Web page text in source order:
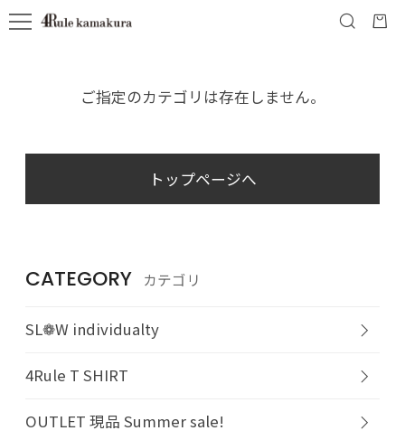
CATEGORY カテゴリ
SL❁W individualty
4Rule T SHIRT
OUTLET 現品 Summer sale!
ご指定のカテゴリは存在しません。
トップページへ